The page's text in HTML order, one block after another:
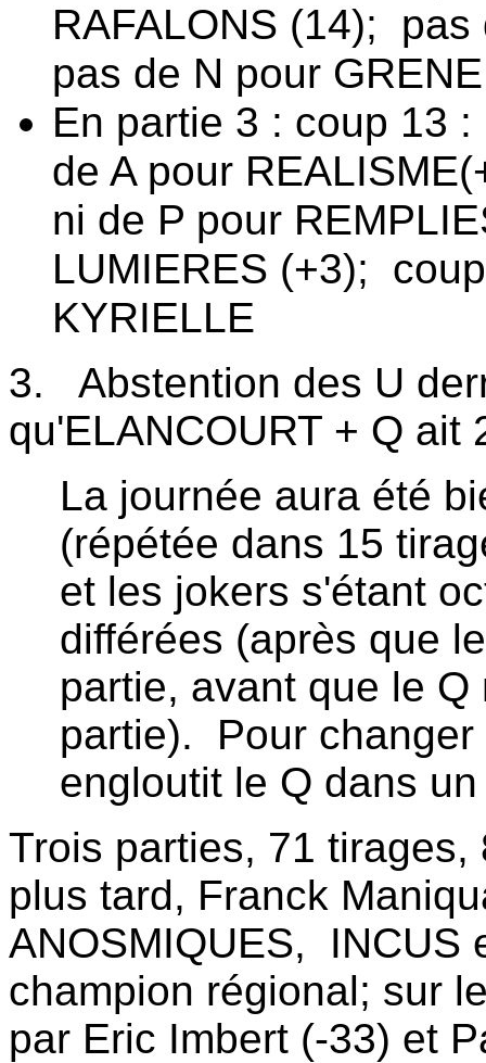
RAFALONS (14);
pas
pas de N pour
En partie 3 : coup 13
de A pour
ni de P pour
LUMIERES (+3);
KYRIELLE
3.
Abstention des U
qu'ELANCOURT + Q ait
La journée aura été
(répétée dans 15
et les jokers s'étant
différées (après que
partie, avant que le
partie).
Pour
engloutit le Q dans
Trois parties, 71
plus tard, Franck
ANOSMIQUES,
INCUS
champion régional; sur
par Eric Imbert (-33) et